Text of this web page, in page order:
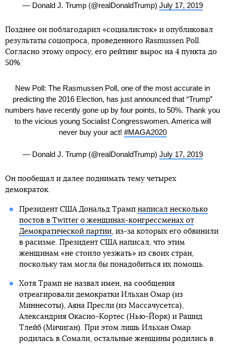
— Donald J. Trump (@realDonaldTrump) July 17, 2019
Позднее он поблагодарил «социалисток» и опубликовал
результаты соцопроса, проведенного Rasmussen Poll.
Согласно этому опросу, его рейтинг вырос на 4 пункта до
50%.
New Poll: The Rasmussen Poll, one of the most accurate in
predicting the 2016 Election, has just announced that “Trump”
numbers have recently gone up by four points, to 50%. Thank you
to the vicious young Socialist Congresswomen. America will
never buy your act! #MAGA2020
— Donald J. Trump (@realDonaldTrump) July 17, 2019
Он пообещал и далее поднимать тему четырех
демократок.
Президент США Дональд Трамп написал несколько
постов в Twitter о женщинах-конгрессменах от
Демократической партии, из-за которых его обвинили
в расизме. Президент США написал, что этим
женщинам «не стоило уезжать» из своих стран,
поскольку там могла бы понадобиться их помощь.
Хотя Трамп не назвал имен, на сообщения
отреагировали демократки Ильхан Омар (из
Миннесоты), Аяна Пресли (из Массачусетса),
Александрия Окасио-Кортес (Нью-Йорк) и Рашид
Тлейб (Мичиган). При этом лишь Ильхан Омар
родилась в Сомали, остальные женщины родились в